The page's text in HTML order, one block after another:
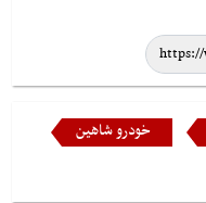
خودرو شاهین